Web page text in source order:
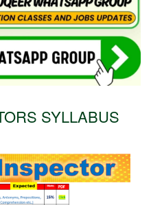
SYLLABUS